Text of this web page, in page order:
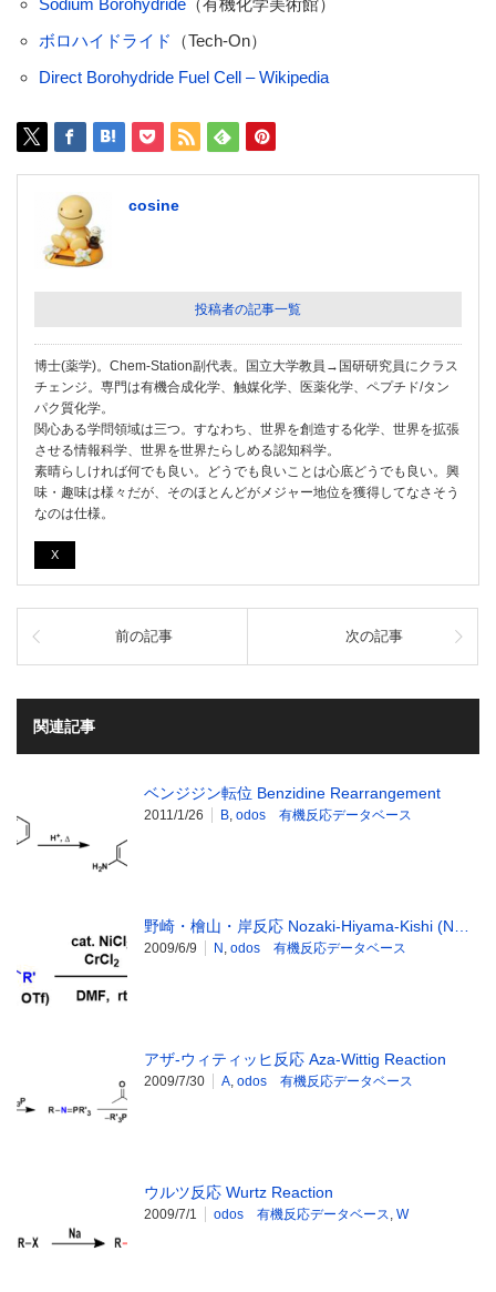
ボロハイドライド （Tech-On）
Direct Borohydride Fuel Cell – Wikipedia
cosine
投稿者の記事一覧
博士(薬学)。Chem-Station副代表。国立大学教員→国研研究員にクラス
チェンジ。専門は有機合成化学、触媒化学、医薬化学、ペプチド/タン
パク質化学。
関心ある学問領域は三つ。すなわち、世界を創造する化学、世界を拡張
させる情報科学、世界を世界たらしめる認知科学。
素晴らしければ何でも良い。どうでも良いことは心底どうでも良い。興
味・趣味は様々だが、そのほとんどがメジャー地位を獲得してなさそう
なのは仕様。
X
前の記事 次の記事
関連記事
ベンジジン転位 Benzidine Rearrangement
2011/1/26 B odos 有機反応データベース
野崎・檜山・岸反応 Nozaki-Hiyama-Kishi (N…
2009/6/9 N odos 有機反応データベース
アザ-ウィティッヒ反応 Aza-Wittig Reaction
2009/7/30 A odos 有機反応データベース
ウルツ反応 Wurtz Reaction
2009/7/1 odos 有機反応データベース W